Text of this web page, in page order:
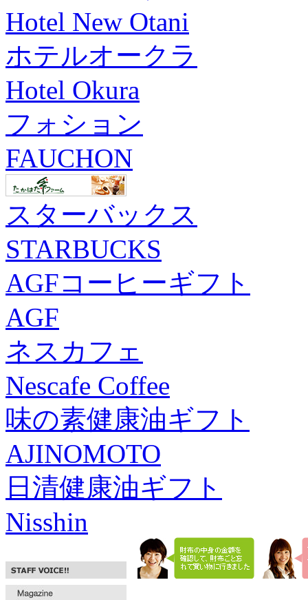
Hotel New Otani
ホテルオークラ
Hotel Okura
フォション
FAUCHON
スターバックス
STARBUCKS
AGFコーヒーギフト
AGF
ネスカフェ
Nescafe Coffee
味の素健康油ギフト
AJINOMOTO
日清健康油ギフト
Nisshin